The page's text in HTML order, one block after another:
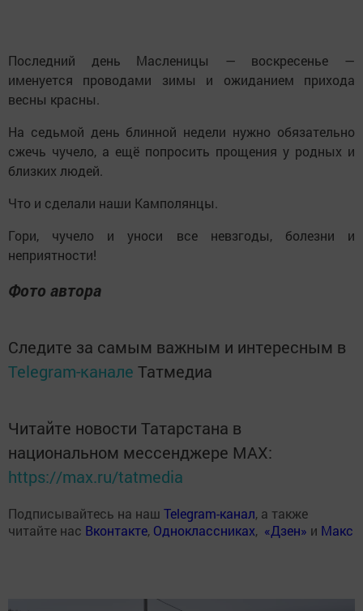
Последний день Масленицы — воскресенье —
именуется проводами зимы и ожиданием прихода
весны красны.
На седьмой день блинной недели нужно обязательно
сжечь чучело, а ещё попросить прощения у родных и
близких людей.
Что и сделали наши Камполянцы.
Гори, чучело и уноси все невзгоды, болезни и
неприятности!
Фото автора
Следите за самым важным и интересным в
Telegram-канале Татмедиа
Читайте новости Татарстана в
национальном мессенджере MАХ:
https://max.ru/tatmedia
Подписывайтесь на наш Telegram-канал, а также
читайте нас Вконтакте, Одноклассниках, «Дзен» и Макс